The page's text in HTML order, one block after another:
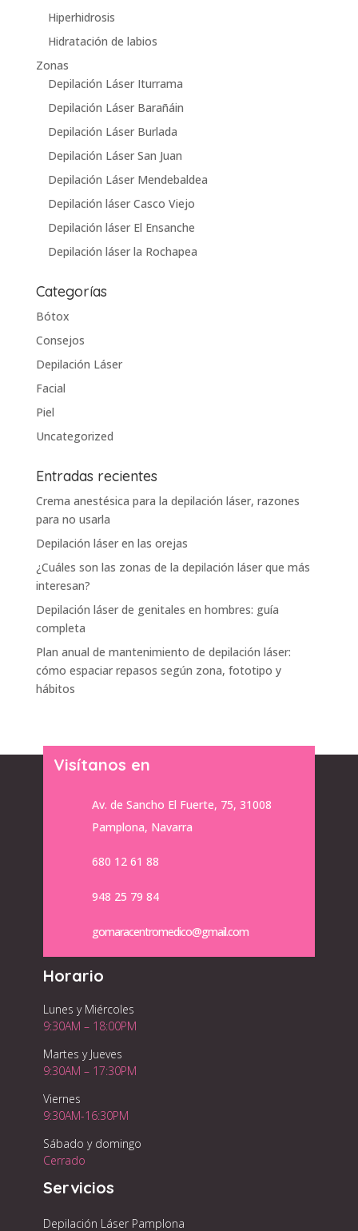
Hiperhidrosis
Hidratación de labios
Zonas
Depilación Láser Iturrama
Depilación Láser Barañáin
Depilación Láser Burlada
Depilación Láser San Juan
Depilación Láser Mendebaldea
Depilación láser Casco Viejo
Depilación láser El Ensanche
Depilación láser la Rochapea
Categorías
Bótox
Consejos
Depilación Láser
Facial
Piel
Uncategorized
Entradas recientes
Crema anestésica para la depilación láser, razones
para no usarla
Depilación láser en las orejas
¿Cuáles son las zonas de la depilación láser que más
interesan?
Depilación láser de genitales en hombres: guía
completa
Plan anual de mantenimiento de depilación láser:
cómo espaciar repasos según zona, fototipo y
hábitos
Visítanos en
Av. de Sancho El Fuerte, 75, 31008
Pamplona, Navarra
680 12 61 88
948 25 79 84
gomaracentromedico@gmail.com
Horario
Lunes y Miércoles
9:30AM – 18:00PM
Martes y Jueves
9:30AM – 17:30PM
Viernes
9:30AM-16:30PM
Sábado y domingo
Cerrado
Servicios
Depilación Láser Pamplona